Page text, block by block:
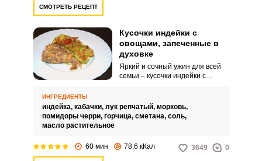
СМОТРЕТЬ РЕЦЕПТ
Кусочки индейки с
овощами, запеченные в
духовке
Яркий и сочный ужин для всей
семьи – кусочки индейки с
соком других продуктов.
ИНГРЕДИЕНТЫ
индейка, кабачки, лук репчатый, морковь,
помидоры черри, горчица, сметана, соль,
масло растительное
60 мин 78.6 кКал 3649 0